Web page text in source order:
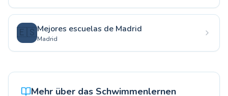
🇪🇸Mejores escuelas de Madrid
Madrid
Mehr über das Schwimmenlernen